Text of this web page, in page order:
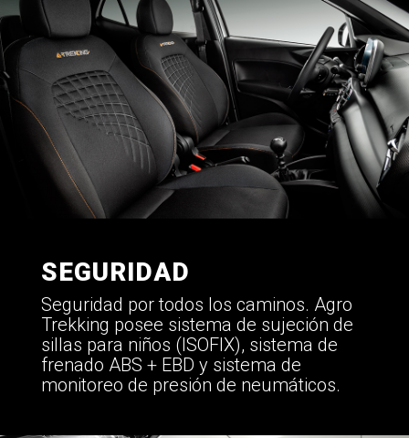
SEGURIDAD
Seguridad por todos los caminos. Agro
Trekking posee sistema de sujeción de
sillas para niños (ISOFIX), sistema de
frenado ABS + EBD y sistema de
monitoreo de presión de neumáticos.